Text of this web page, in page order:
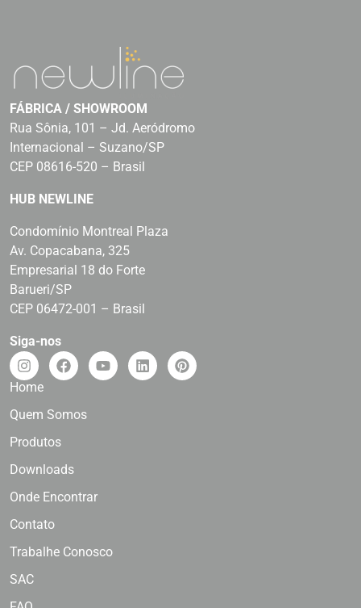
FÁBRICA / SHOWROOM
Rua Sônia, 101 – Jd. Aeródromo
Internacional – Suzano/SP
CEP 08616-520 – Brasil
HUB NEWLINE
Condomínio Montreal Plaza
Av. Copacabana, 325
Empresarial 18 do Forte
Barueri/SP
CEP 06472-001 – Brasil
Siga-nos
Home
Quem Somos
Produtos
Downloads
Onde Encontrar
Contato
Trabalhe Conosco
SAC